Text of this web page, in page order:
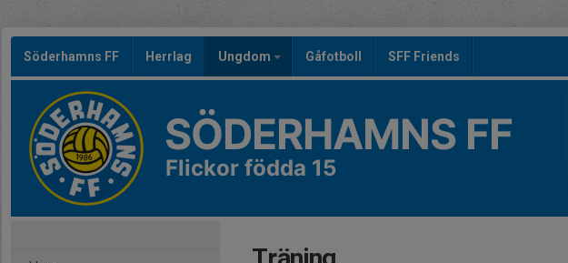
Söderhamns FF Herrlag Ungdom Gåfotboll SFF Friends
SÖDERHAMNS FF
Flickor födda 15